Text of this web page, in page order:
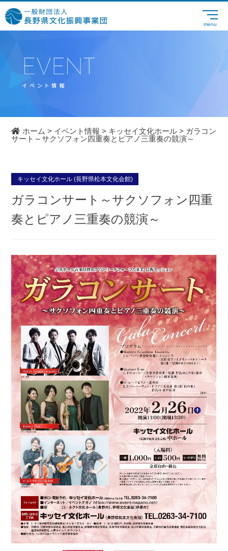
ホーム > イベント情報 > キッセイ文化ホール > ガラコン
サート～サクソフォン四重奏とピアノ三重奏の競演～
キッセイ文化ホール (長野県松本文化会館)
ガラコンサート～サクソフォン四重
奏とピアノ三重奏の競演～